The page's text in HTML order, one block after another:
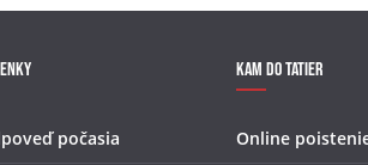
počasia
Kam do Tatier
Online